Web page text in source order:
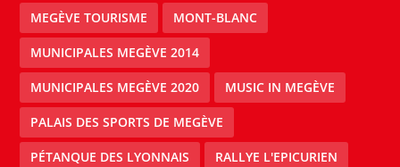
MEGÈVE TOURISME MONT-BLANC
MUNICIPALES MEGÈVE 2014
MUNICIPALES MEGÈVE 2020 MUSIC IN MEGÈVE
PALAIS DES SPORTS DE MEGÈVE
PÉTANQUE DES LYONNAIS RALLYE L'EPICURIEN